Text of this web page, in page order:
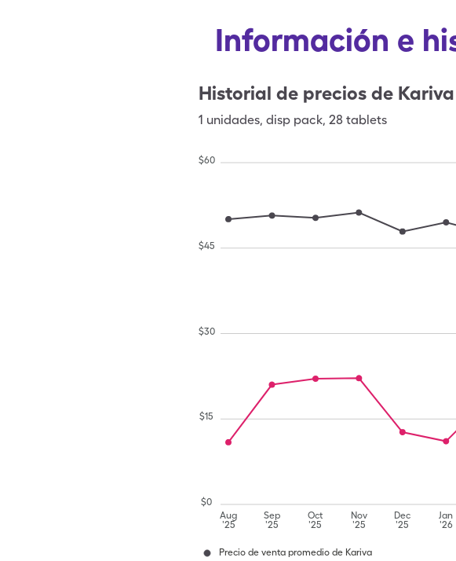
Información e
Historial de precios de Kariva
1 unidades, disp pack, 28 tablets
Aug
'25
Sep
'25
Oct
'25
Nov
'25
Dec
'25
Jan
'26
$0
$15
$30
$45
$60
Precio de venta promedio de Kariva